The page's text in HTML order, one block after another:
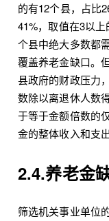
的有12个县，占比
41%，取值在3以
个县中绝大多数都
覆盖养老金缺口。
县政府的财政压力
数除以离退休人数
于等于金额倍数的
金的整体收入和支
2.4.养老金
筛选机关事业单位